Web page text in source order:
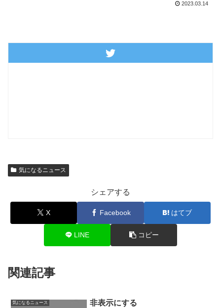
2023.03.14
気になるニュース
シェアする
X Facebook はてブ
LINE コピー
関連記事
気になるニュース 非表示にする